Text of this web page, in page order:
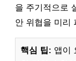
을 주기적으로
안 위협을 미리
핵심 팁: 앱이